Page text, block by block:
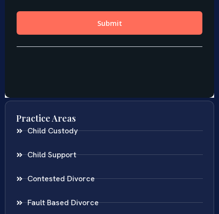
Practice Areas
Child Custody
Child Support
Contested Divorce
Fault Based Divorce